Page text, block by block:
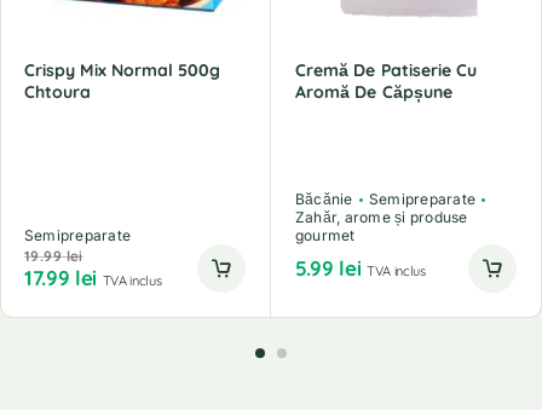
Crispy Mix Normal 500g
Chtoura
Semipreparate
19.99lei
17.99 lei TVA inclus
Cremă De Patiserie Cu
Aromă De Căpșune
Băcănie
Semipreparate
Zahăr, arome și produse
gourmet
5.99 lei TVA inclus